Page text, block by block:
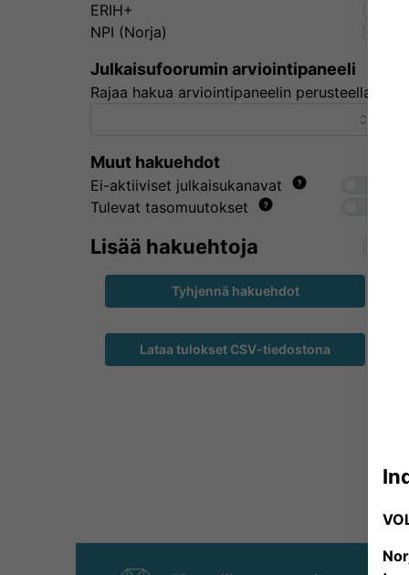
ERIH+
NPI (Norja)
Julkaisufoorumin arviointipaneeli
Rajaa hakua arviointipaneelin perusteella.
Muut hakuehdot
Ei-aktiiviset julkaisukanavat
Tulevat tasomuutokset
Lisää hakuehtoja
Tyhjennä hakuehdot
Lataa tulokset CSV-tiedostona